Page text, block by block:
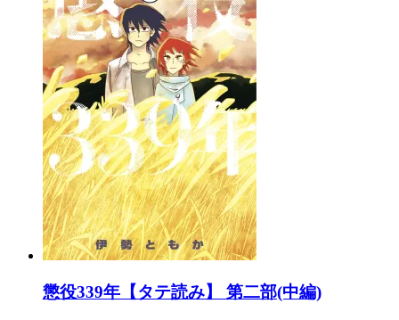
懲役339年【タテ読み】 第二部(中編)